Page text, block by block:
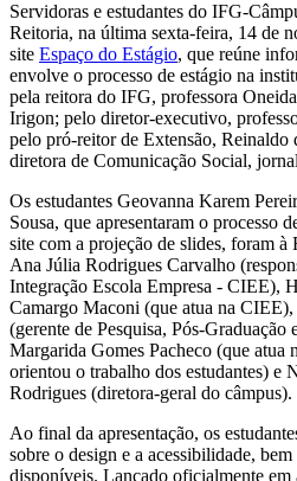
Servidoras e estudantes do IFG-
Reitoria, na última sexta-feira, 14 de
site Espaço do Estágio, que reúne
envolve o processo de estágio na
pela reitora do IFG, professora
Irigon; pelo diretor-executivo,
pelo pró-reitor de Extensão, Reinaldo
diretora de Comunicação Social,
Os estudantes Geovanna Karem
Sousa, que apresentaram o processo
site com a projeção de slides, foram à
Ana Júlia Rodrigues Carvalho
Integração Escola Empresa - CIEE),
Camargo Maconi (que atua na
(gerente de Pesquisa, Pós-
Margarida Gomes Pacheco (que atua
orientou o trabalho dos estudantes) e
Rodrigues (diretora-geral do câmpus).
Ao final da apresentação, os
sobre o design e a acessibilidade,
disponíveis. Lançado oficialmente